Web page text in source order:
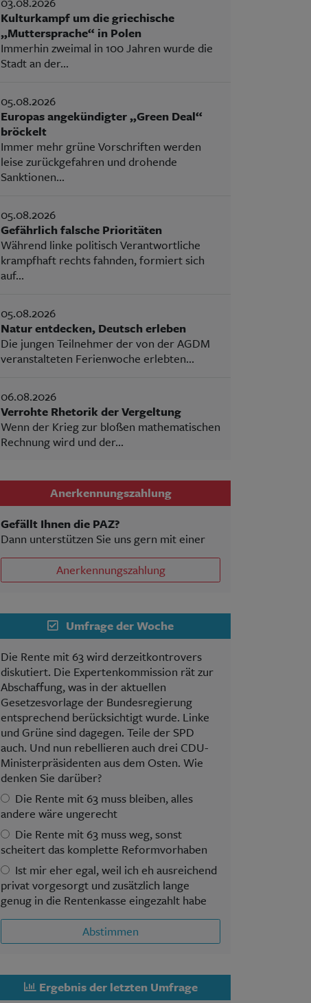
Kulturkampf um die griechische
„Muttersprache“ in Polen
Immerhin zweimal in 100 Jahren wurde die
Stadt an der...
05.08.2026
Europas angekündigter „Green Deal“
bröckelt
Immer mehr grüne Vorschriften werden
leise zurückgefahren und drohende
Sanktionen...
05.08.2026
Gefährlich falsche Prioritäten
Während linke politisch Verantwortliche
krampfhaft rechts fahnden, formiert sich
auf...
05.08.2026
Natur entdecken, Deutsch erleben
Die jungen Teilnehmer der von der AGDM
veranstalteten Ferienwoche erlebten...
06.08.2026
Verrohte Rhetorik der Vergeltung
Wenn der Krieg zur bloßen mathematischen
Rechnung wird und der...
Anerkennungszahlung
Gefällt Ihnen die PAZ?
Dann unterstützen Sie uns gern mit einer
Anerkennungszahlung
Umfrage der Woche
Die Rente mit 63 wird derzeitkontrovers
diskutiert. Die Expertenkommission rät zur
Abschaffung, was in der aktuellen
Gesetzesvorlage der Bundesregierung
entsprechend berücksichtigt wurde. Linke
und Grüne sind dagegen. Teile der SPD
auch. Und nun rebellieren auch drei CDU-
Ministerpräsidenten aus dem Osten. Wie
denken Sie darüber?
Die Rente mit 63 muss bleiben, alles
andere wäre ungerecht
Die Rente mit 63 muss weg, sonst
scheitert das komplette Reformvorhaben
Ist mir eher egal, weil ich eh ausreichend
privat vorgesorgt und zusätzlich lange
genug in die Rentenkasse eingezahlt habe
Abstimmen
Ergebnis der letzten Umfrage